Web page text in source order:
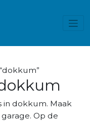
in dokkum. Maak
Op de